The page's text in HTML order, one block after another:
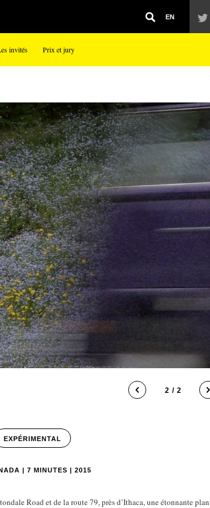
invités Prix et jury
EN
2 / 2
EXPÉRIMENTAL
| 7 MINUTES | 2015
Road et de la route 79, près d’Ithaca, une étonnante